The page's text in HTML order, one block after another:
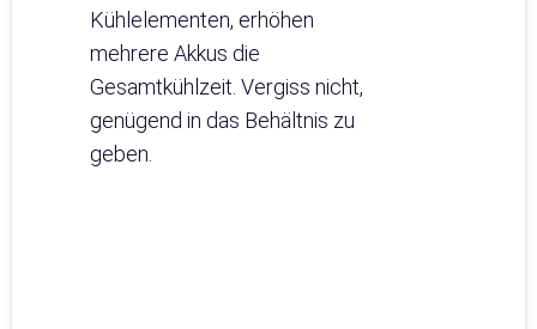
Kühlelementen, erhöhen
mehrere Akkus die
Gesamtkühlzeit. Vergiss nicht,
genügend in das Behältnis zu
geben.